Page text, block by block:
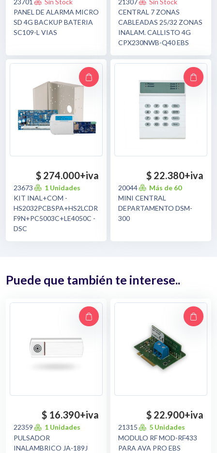
PANEL DE ALARMA MICRO
SD 4G BACKUP BATERIA
SC109-L VIAS
CENTRAL 7 ZONAS
CABLEADAS 25/32 ZONAS
INALAM. CALLISTO 4G
CPX230NWB-Q40 EBS
$ 274.000+iva
23673
1 Unidades
KIT INAL+COM -
HS2032PCBSPA+HS2LCDR
F9N+PC5003C+LE4050C -
DSC
$ 22.380+iva
20044
Más de 60
MINI CENTRAL
DEPARTAMENTO DSM-
300
Puede que también te interese..
$ 16.390+iva
22359
1 Unidades
PULSADOR
INALAMBRICO JA-189J
$ 22.900+iva
21315
5 Unidades
MODULO RF MOD-RF433
PARA AVA PRO EBS